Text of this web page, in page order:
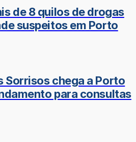
de 8 quilos de drogas
suspeitos em Porto
Sorrisos chega a Porto
para consultas